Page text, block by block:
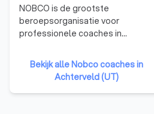
NOBCO is de grootste
beroepsorganisatie voor
professionele coaches in
en actief aan de
professionalisering van het
coachvak. Hiertoe certificeert en
faciliteert NOBCO aangesloten
Bekijk alle Nobco coaches in
Achterveld (UT)